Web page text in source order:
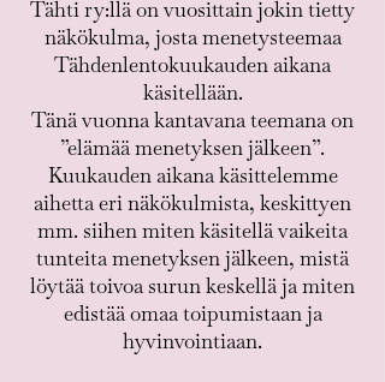
Tähti ry:llä on vuosittain jokin tietty
näkökulma, josta menetysteemaa
Tähdenlentokuukauden aikana
käsitellään.
Tänä vuonna kantavana teemana on
”elämää menetyksen jälkeen”.
Kuukauden aikana käsittelemme
aihetta eri näkökulmista, keskittyen
mm. siihen miten käsitellä vaikeita
tunteita menetyksen jälkeen, mistä
löytää toivoa surun keskellä ja miten
edistää omaa toipumistaan ja
hyvinvointiaan.